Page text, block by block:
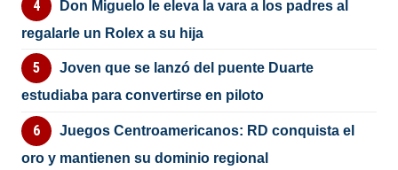
Don Miguelo le eleva la vara a los padres al
regalarle un Rolex a su hija
Joven que se lanzó del puente Duarte
estudiaba para convertirse en piloto
Juegos Centroamericanos: RD conquista el
oro y mantienen su dominio regional